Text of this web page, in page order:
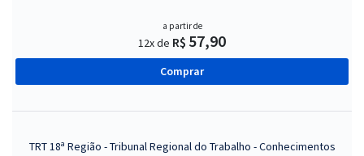
a partir de
12x de R$ 57,90
Comprar
TRT 18ª Região - Tribunal Regional do Trabalho - Conhecimentos